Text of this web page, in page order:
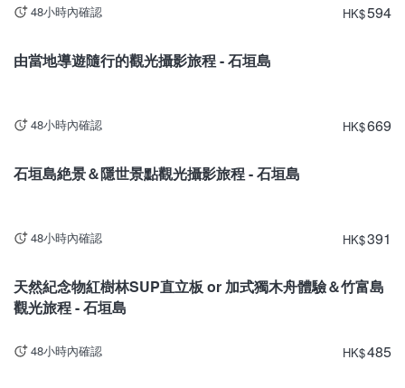
48小時內確認 HK$594
由當地導遊隨行的觀光攝影旅程 - 石垣島
48小時內確認 HK$669
石垣島絶景＆隱世景點觀光攝影旅程 - 石垣島
48小時內確認 HK$391
天然紀念物紅樹林SUP直立板 or 加式獨木舟體驗＆竹富島
觀光旅程 - 石垣島
48小時內確認 HK$485